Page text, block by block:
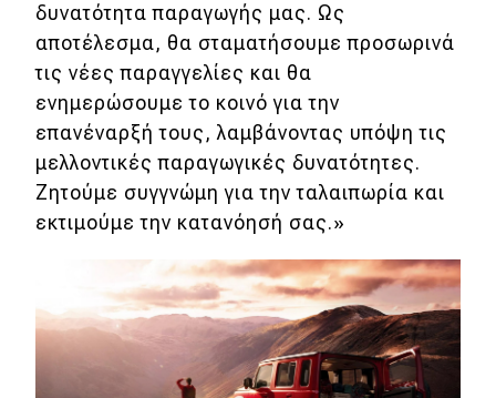
Eco
Νέα
Τεχνολογία
Mobility
Σταθμοί φόρτισης
Classic
Νέα
Παρουσιάσεις
δυνατότητα παραγωγής μας. Ως
αποτέλεσμα, θα σταματήσουμε προσωρινά
τις νέες παραγγελίες και θα
ενημερώσουμε το κοινό για την
επανέναρξή τους, λαμβάνοντας υπόψη τις
μελλοντικές παραγωγικές δυνατότητες.
Ζητούμε συγγνώμη για την ταλαιπωρία και
εκτιμούμε την κατανόησή σας.»